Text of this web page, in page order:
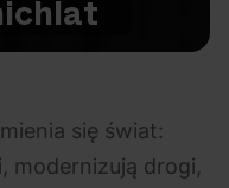
lat
się świat:
modernizują drogi,